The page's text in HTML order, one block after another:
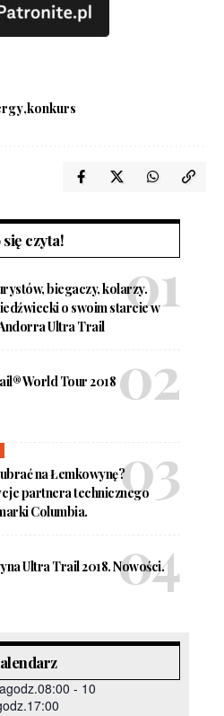
konkurs
się czyta!
biegaczy, kolarzy.
o swoim starcie w
Ultra Trail
World Tour 2018
na Łemkowynę?
partnera technicznego
Columbia.
Ultra Trail 2018. Nowości.
- 10